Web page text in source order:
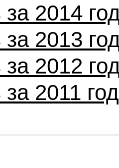
2014
2013
2012
2011 год